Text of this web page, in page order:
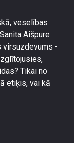
veselības
Aišpure
virsuzdevums -
Tikai no
etiķis, vai kā